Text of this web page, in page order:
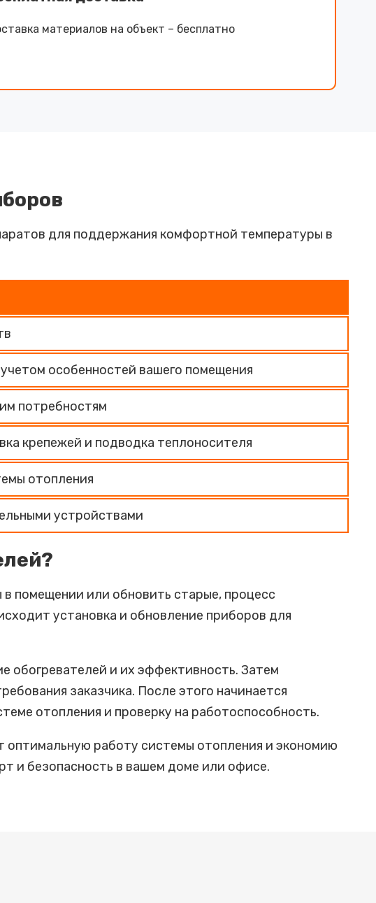
материалов на объект – бесплатно
для поддержания комфортной температуры в
особенностей вашего помещения
потребностям
крепежей и подводка теплоносителя
отопления
устройствами
помещении или обновить старые, процесс
установка и обновление приборов для
обогревателей и их эффективность. Затем
заказчика. После этого начинается
отопления и проверку на работоспособность.
оптимальную работу системы отопления и экономию
и безопасность в вашем доме или офисе.